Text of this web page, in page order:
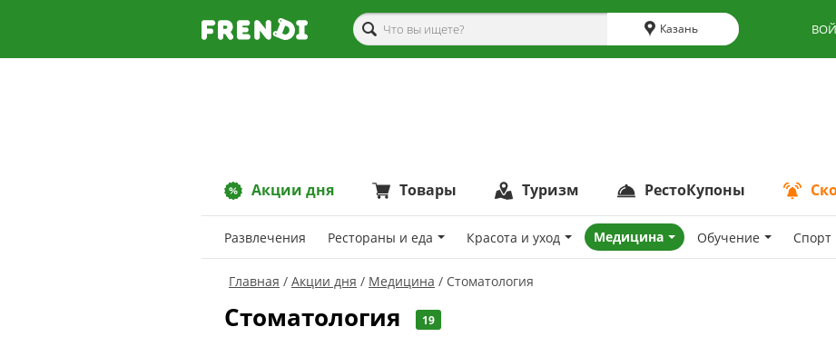
Казань
Акции дня Товары Туризм РестоКупоны
Развлечения Рестораны и еда Красота и уход Медицина Обучение Спoрт
Главная Акции дня Медицина Стоматология
Стоматология 19